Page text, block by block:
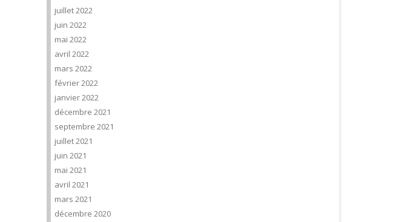
juillet 2022
juin 2022
mai 2022
avril 2022
mars 2022
février 2022
janvier 2022
décembre 2021
septembre 2021
juillet 2021
juin 2021
mai 2021
avril 2021
mars 2021
décembre 2020